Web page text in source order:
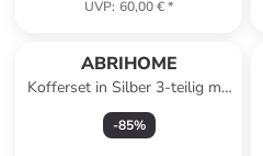
UVP: 60,00 €*
ABRIHOME
Kofferset in Silber 3-teilig mit
Zahlenschloss
-85%